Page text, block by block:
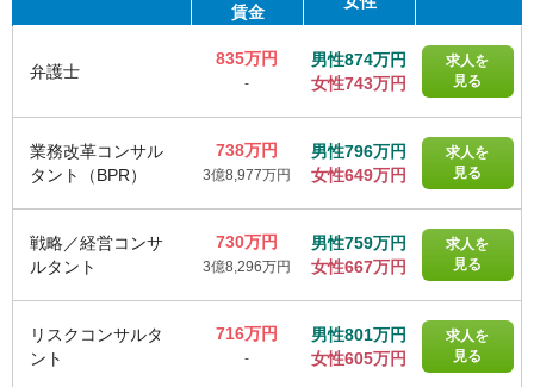
賃金
弁護士
835万円
-
男性874万円
女性743万円
求人を
見る
業務改革コンサル
タント（BPR）
738万円
3億8,977万円
男性796万円
女性649万円
求人を
見る
戦略／経営コンサ
ルタント
730万円
3億8,296万円
男性759万円
女性667万円
求人を
見る
リスクコンサルタ
ント
716万円
-
男性801万円
女性605万円
求人を
見る